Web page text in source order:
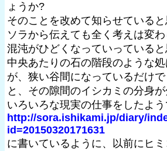
ょうか?
そのことを改めて知らせている
ソラから伝えても全く考えは変
混沌がひどくなっていっていると
中央あたりの石の階段のような
が、狭い谷間になっているだけ
と、その隙間のイシカミの分身が
いろいろな現実の仕事をしたよう
http://sora.ishikami.jp/diary/
id=20150320171631
に書いているように、以前にヒ